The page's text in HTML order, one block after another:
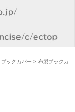
ブックカバー > 布製ブックカ